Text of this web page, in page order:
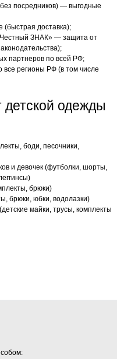
посредников) — выгодные
(быстрая доставка);
ЗНАК» — защита от
партнеров по всей РФ;
все регионы РФ (в том числе
одежды
боди, песочники,
и девочек (футболки, шорты,
брюки)
брюки, юбки, водолазки)
майки, трусы, комплекты